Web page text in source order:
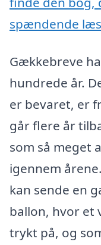
spændende
Gækkebreve
hundrede år.
er bevaret, er
går flere år
som så meget
igennem
kan sende en
ballon, hvor et
trykt på, og